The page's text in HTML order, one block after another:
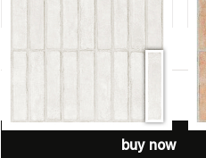
BIT WHITE
buy now